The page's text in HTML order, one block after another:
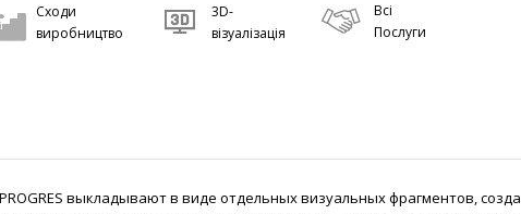
Сходи
виробництво
3D-
візуалізація
Всі
Послуги
выкладывают в виде отдельных визуальных фрагментов,